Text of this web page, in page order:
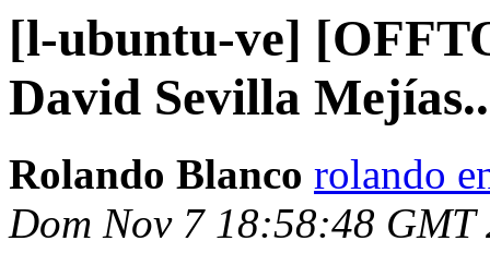
[l-ubuntu-ve]
David Sevilla
Rolando Blanco rolando
Dom Nov 7 18:58:48 GMT